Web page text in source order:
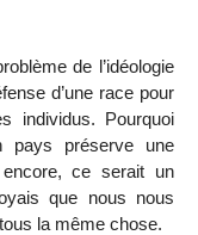
de l’idéologie
d’une race pour
individus. Pourquoi
pays préserve une
ce serait un
que nous nous
la même chose.